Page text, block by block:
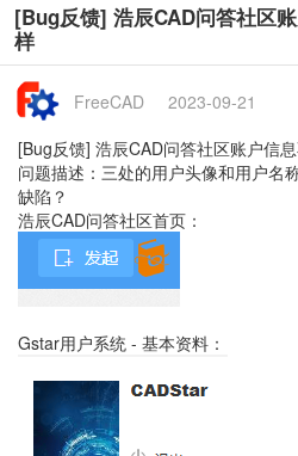
[Bug反馈] 浩辰CAD问答社区
样
FreeCAD
2023-09-21
[Bug反馈] 浩辰CAD问答社区账户信
问题描述：三处的用户头像和用户名
缺陷？
浩辰CAD问答社区首页：
Gstar用户系统 - 基本资料：